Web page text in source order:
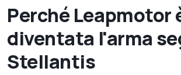
Perché Leapmotor
diventata l'arma
Stellantis